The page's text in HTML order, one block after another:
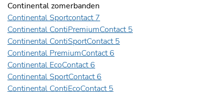
Continental zomerbanden
Continental Sportcontact 7
Continental ContiPremiumContact 5
Continental ContiSportContact 5
Continental PremiumContact 6
Continental EcoContact 6
Continental SportContact 6
Continental ContiEcoContact 5